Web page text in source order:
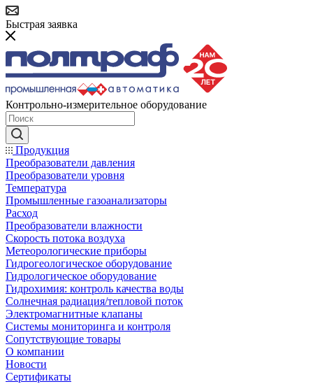
Быстрая заявка
Контрольно-измерительное оборудование
Продукция
Преобразователи давления
Преобразователи уровня
Температура
Промышленные газоанализаторы
Расход
Преобразователи влажности
Скорость потока воздуха
Метеорологические приборы
Гидрогеологическое оборудование
Гидрологическое оборудование
Гидрохимия: контроль качества воды
Солнечная радиация/тепловой поток
Электромагнитные клапаны
Системы мониторинга и контроля
Сопутствующие товары
О компании
Новости
Сертификаты